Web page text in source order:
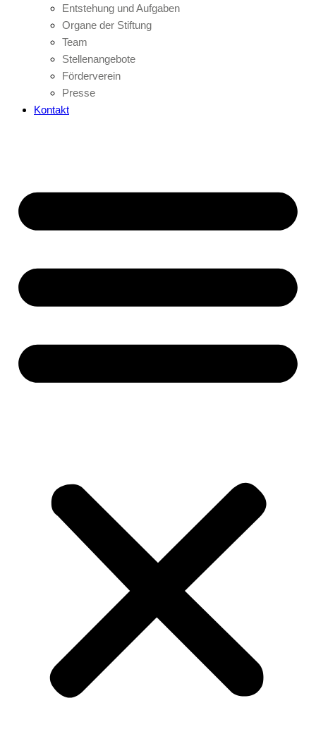
Entstehung und Aufgaben
Organe der Stiftung
Team
Stellenangebote
Förderverein
Presse
Kontakt